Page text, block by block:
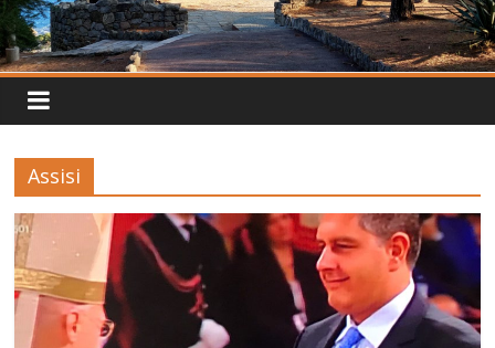
Assisi